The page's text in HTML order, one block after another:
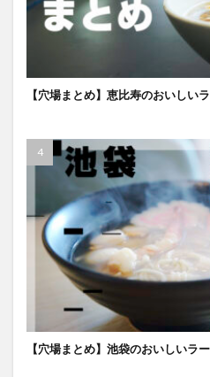
【穴場まとめ】恵比寿のおいしい
【穴場まとめ】池袋のおいしいラ